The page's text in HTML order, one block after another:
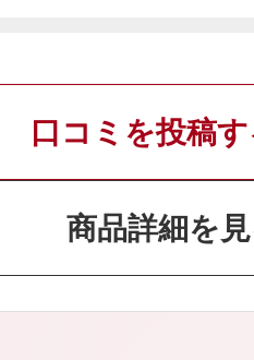
クレンズオイル
ボディケア
商品詳細を
口コミを投稿